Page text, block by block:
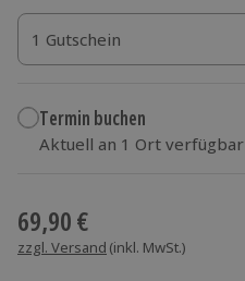
1 Gutschein
1 Gutschein
1 Gutschein
Termin buchen
Aktuell an 1 Ort verfügbar
69,90 €
zzgl. Versand (inkl. MwSt.)